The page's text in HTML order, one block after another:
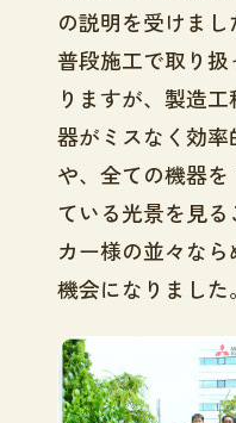
の説明を受けまし
普段施工で取り
りますが、製造
器がミスなく効
や、全ての機器
ている光景を見
カー様の並々な
機会になりました。